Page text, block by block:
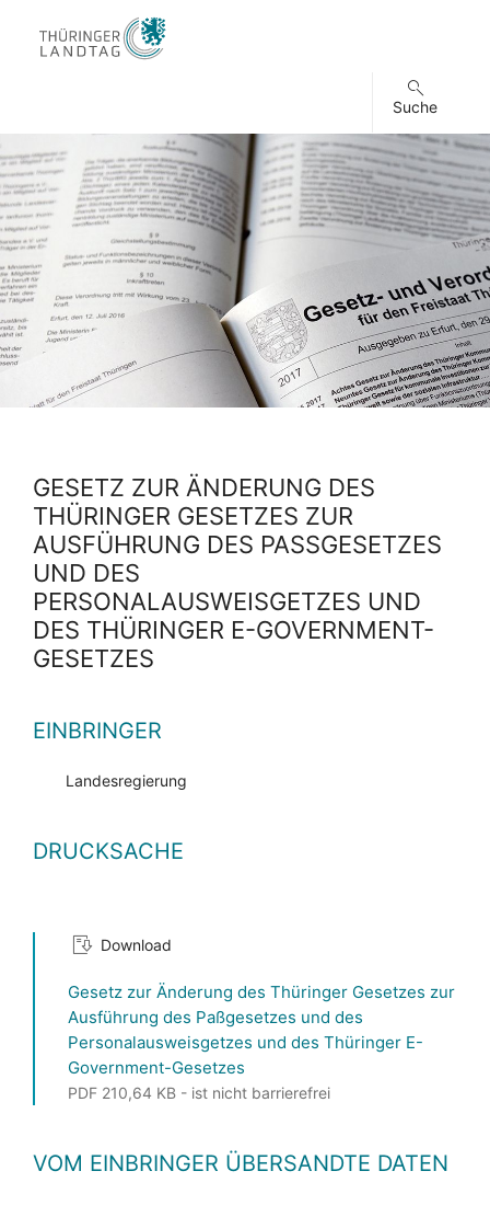
Suche
GESETZ ZUR ÄNDERUNG DES
THÜRINGER GESETZES ZUR
AUSFÜHRUNG DES PASSGESETZES U
ND DES P
ERSONALAUSWEISGETZES UND D
ES THÜRINGER E-GOVERNMENT-G
ESETZES
EINBRINGER
Landesregierung
DRUCKSACHE
Download
Gesetz zur Änderung des Thüringer Gesetzes zur
Ausführung des Paßgesetzes und des
Personalausweisgetzes und des Thüringer E-
Government-Gesetzes
PDF 210,64 KB - ist nicht barrierefrei
VOM EINBRINGER ÜBERSANDTE DATEN